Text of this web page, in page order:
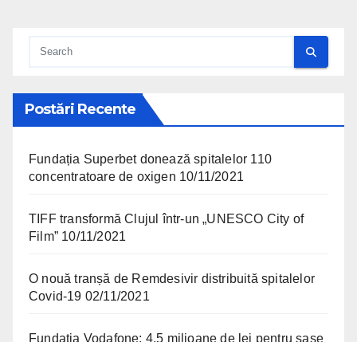
Postări Recente
Fundația Superbet donează spitalelor 110
concentratoare de oxigen 10/11/2021
TIFF transformă Clujul într-un „UNESCO City of
Film” 10/11/2021
O nouă tranșă de Remdesivir distribuită spitalelor
Covid-19 02/11/2021
Fundația Vodafone: 4,5 milioane de lei pentru șase